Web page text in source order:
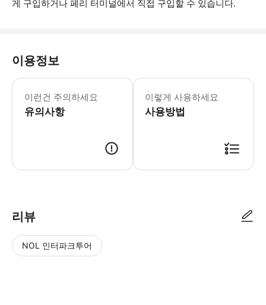
게 구입하거나 페리 터미널에서 직접 구입할 수 있습니다.
이용정보
이런건 주의하세요
유의사항
성수기에는 수요가 많으므로 티켓을
이렇게 사용하세요
사용방법
리뷰
NOL 인터파크투어